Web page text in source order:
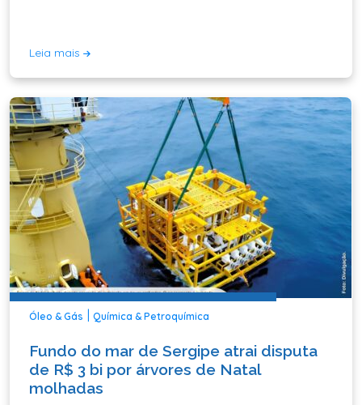
Leia mais
Óleo & Gás Química & Petroquímica
Fundo do mar de Sergipe atrai disputa
de R$ 3 bi por árvores de Natal
molhadas